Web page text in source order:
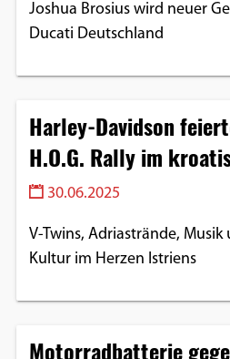
Joshua Brosius wird neuer
Ducati Deutschland
Harley-Davidson
H.O.G. Rally im
30.06.2025
V-Twins, Adriastrände,
Kultur im Herzen Istriens
Motorradbatterie